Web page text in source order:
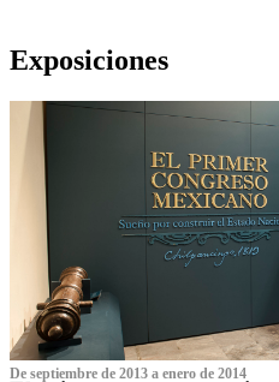
Exposiciones
De septiembre de 2013 a enero de 2014